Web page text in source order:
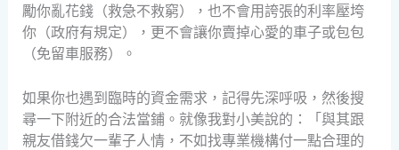
勵你亂花錢（救急不救窮），也不會用誇張的利率壓垮
你（政府有規定），更不會讓你賣掉心愛的車子或包包
（免留車服務）。
如果你也遇到臨時的資金需求，記得先深呼吸，然後搜
尋一下附近的合法當鋪。就像我對小美說的：「與其跟
親友借錢欠一輩子人情，不如找專業機構付一點合理的